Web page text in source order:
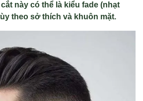
này có thể là kiểu fade (nhạt
theo sở thích và khuôn mặt.